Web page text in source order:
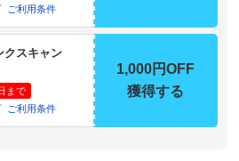
ご利用条件
クスキャン
まで
ご利用条件
1,000円OFF
獲得する